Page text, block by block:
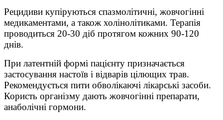
Рецидиви купіруються спазмолітичні, жовчогінні
медикаментами, а також холінолітиками. Терапія
проводиться 20-30 діб протягом кожних 90-120
днів.
При латентній формі пацієнту призначається
застосування настоїв і відварів цілющих трав.
Рекомендується пити обволікаючі лікарські засоби.
Користь організму дають жовчогінні препарати,
анаболічні гормони.